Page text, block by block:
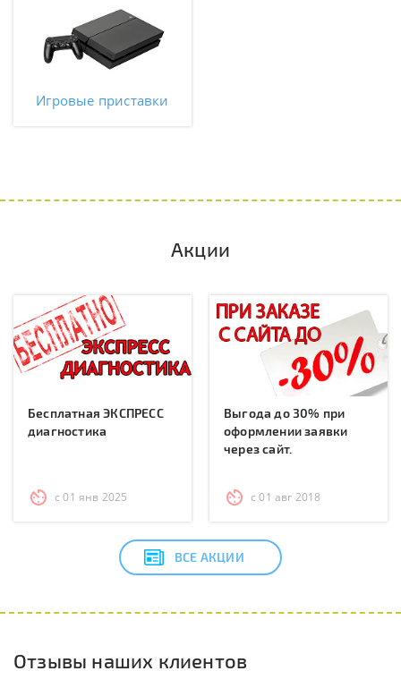
Игровые приставки
Акции
Бесплатная ЭКСПРЕСС
диагностика
с 01 янв 2025
Выгода до 30% при
оформлении заявки
через сайт.
с 01 авг 2018
ВСЕ АКЦИИ
Отзывы наших клиентов